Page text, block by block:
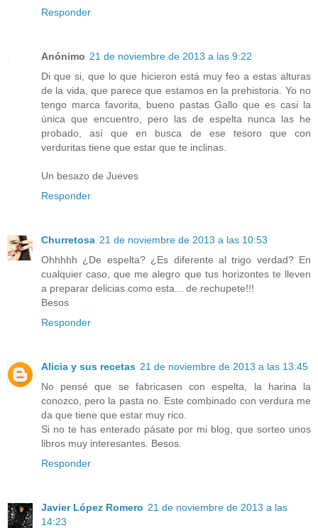
Responder
Anónimo 21 de noviembre de 2013 a las 9:22
Di que si, que lo que hicieron está muy feo a estas alturas
de la vida, que parece que estamos en la prehistoria. Yo no
tengo marca favorita, bueno pastas Gallo que es casi la
única que encuentro, pero las de espelta nunca las he
probado, así que en busca de ese tesoro que con
verduritas tiene que estar que te inclinas.
Un besazo de Jueves
Responder
Churretosa 21 de noviembre de 2013 a las 10:53
Ohhhhh ¿De espelta? ¿Es diferente al trigo verdad? En
cualquier caso, que me alegro que tus horizontes te lleven
a preparar delicias como esta... de rechupete!!!
Besos
Responder
Alicia y sus recetas 21 de noviembre de 2013 a las 13:45
No pensé que se fabricasen con espelta, la harina la
conozco, pero la pasta no. Este combinado con verdura me
da que tiene que estar muy rico.
Si no te has enterado pásate por mi blog, que sorteo unos
libros muy interesantes. Besos.
Responder
Javier López Romero 21 de noviembre de 2013 a las
14:23